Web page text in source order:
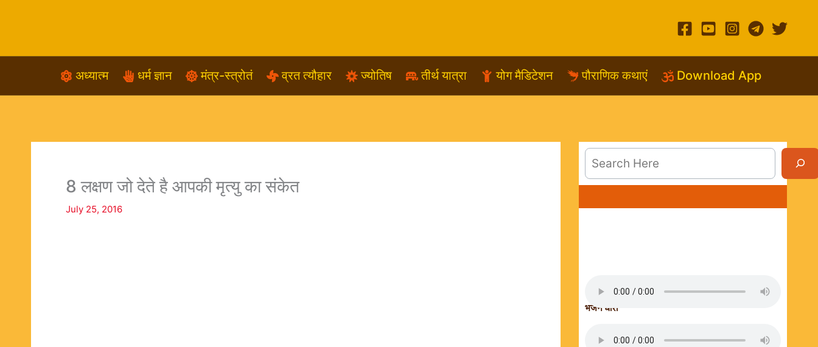
अध्यात्म धर्म ज्ञान मंत्र-स्त्रोतं व्रत त्यौहार ज्योतिष तीर्थ यात्रा योग मैडिटेशन पौराणिक कथाएं Download App
8 लक्षण जो देते है आपकी मृत्यु का संकेत
July 25, 2016
भजन धारा